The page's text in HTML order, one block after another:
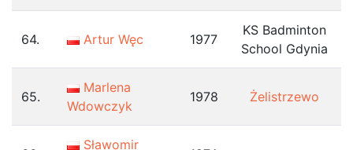
64. Artur Węc 1977
KS Badminton
School Gdynia
65.
Marlena
Wdowczyk
1978 Żelistrzewo
Sławomir